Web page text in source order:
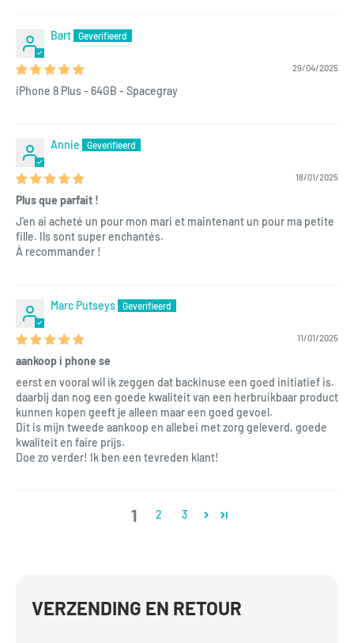
Bart
29/04/2025
iPhone 8 Plus - 64GB - Spacegray
Annie
18/01/2025
Plus que parfait !
J’en ai acheté un pour mon mari et maintenant un pour ma petite
fille. Ils sont super enchantés.
À recommander !
Marc Putseys
11/01/2025
aankoop i phone se
eerst en vooral wil ik zeggen dat backinuse een goed initiatief is.
daarbij dan nog een goede kwaliteit van een herbruikbaar product
kunnen kopen geeft je alleen maar een goed gevoel.
Dit is mijn tweede aankoop en allebei met zorg geleverd, goede
kwaliteit en faire prijs.
Doe zo verder! Ik ben een tevreden klant!
1 2 3
VERZENDING EN RETOUR